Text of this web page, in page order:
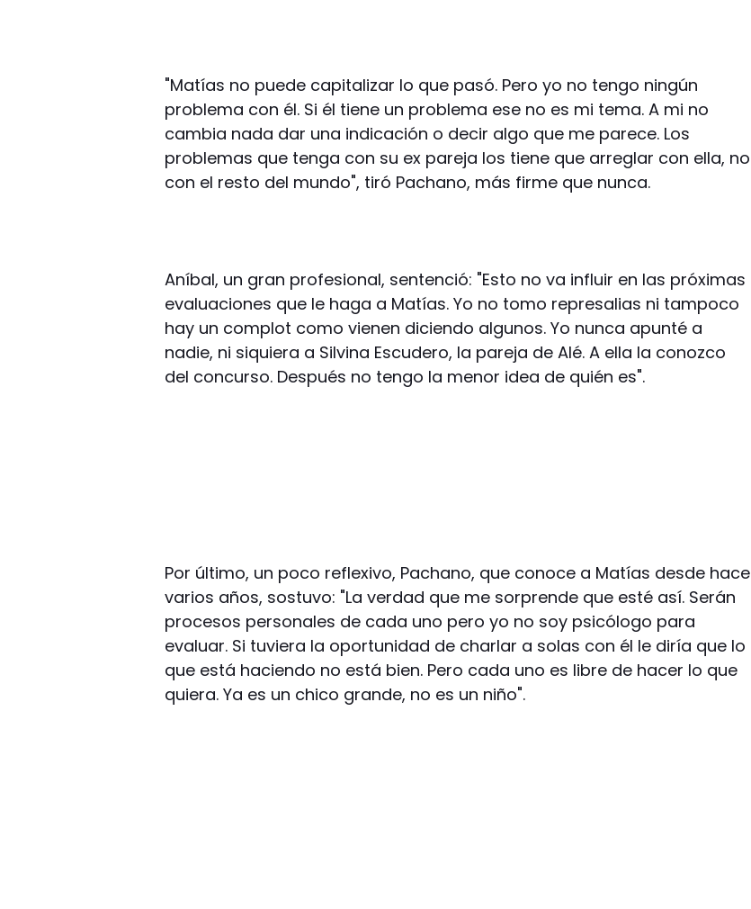
"Matías no puede capitalizar lo que pasó. Pero yo no tengo ningún
problema con él. Si él tiene un problema ese no es mi tema. A mi no
cambia nada dar una indicación o decir algo que me parece. Los
problemas que tenga con su ex pareja los tiene que arreglar con ella, no
con el resto del mundo", tiró Pachano, más firme que nunca.
Aníbal, un gran profesional, sentenció: "Esto no va influir en las próximas
evaluaciones que le haga a Matías. Yo no tomo represalias ni tampoco
hay un complot como vienen diciendo algunos. Yo nunca apunté a
nadie, ni siquiera a Silvina Escudero, la pareja de Alé. A ella la conozco
del concurso. Después no tengo la menor idea de quién es".
Por último, un poco reflexivo, Pachano, que conoce a Matías desde hace
varios años, sostuvo: "La verdad que me sorprende que esté así. Serán
procesos personales de cada uno pero yo no soy psicólogo para
evaluar. Si tuviera la oportunidad de charlar a solas con él le diría que lo
que está haciendo no está bien. Pero cada uno es libre de hacer lo que
quiera. Ya es un chico grande, no es un niño".